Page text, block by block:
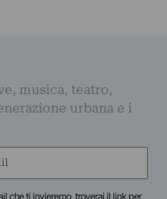
musica, teatro,
urbana e i
che ti invieremo, troverai il link per